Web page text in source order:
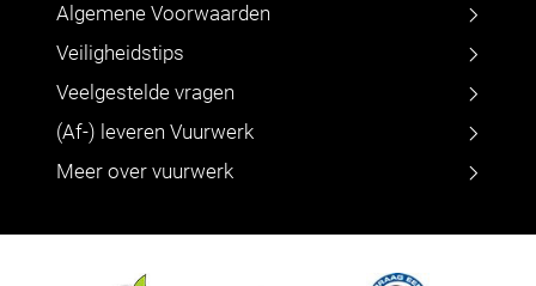
Algemene Voorwaarden
Veiligheidstips
Veelgestelde vragen
(Af-) leveren Vuurwerk
Meer over vuurwerk